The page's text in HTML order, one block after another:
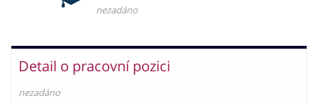
nezadáno
Detail o pracovní pozici
nezadáno